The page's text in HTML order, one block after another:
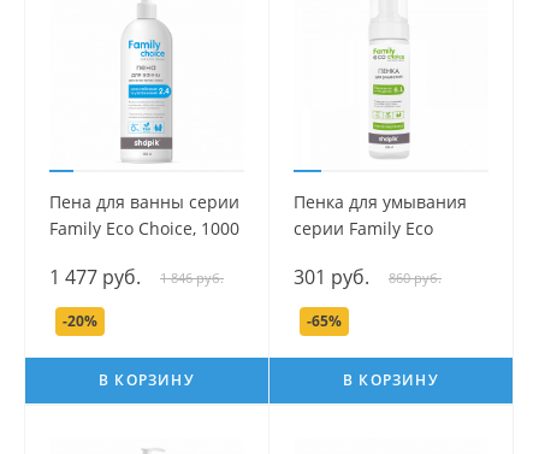
Пена для ванны серии
Family Eco Choice, 1000
1 477 руб. 1 846 руб.
-20%
В КОРЗИНУ
Пенка для умывания
серии Family Есо
301 руб. 860 руб.
-65%
В КОРЗИНУ